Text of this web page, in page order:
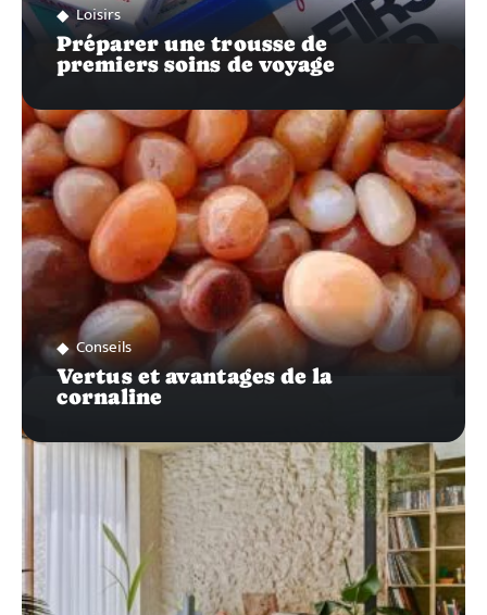
Loisirs
Préparer une trousse de
premiers soins de voyage
Conseils
Vertus et avantages de la
cornaline